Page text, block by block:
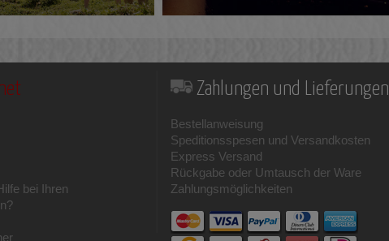
net
bei Ihren
Zahlungen und Lieferungen
Bestellanweisung
Speditionsspesen und Versandkosten
Express Versand
Rückgabe oder Umtausch der Ware
Zahlungsmöglichkeiten